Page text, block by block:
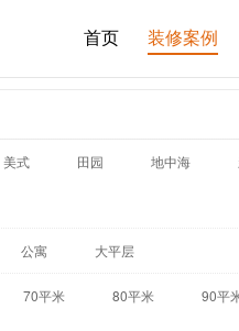
首页 装修案例
美式 田园 地中海
公寓 大平层
70平米 80平米 90平